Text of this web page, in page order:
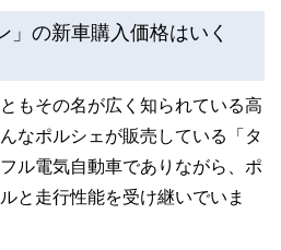
」の新車購入価格はいく
もその名が広く知られている高
なポルシェが販売している「タ
ル電気自動車でありながら、ポ
と走行性能を受け継いでいま